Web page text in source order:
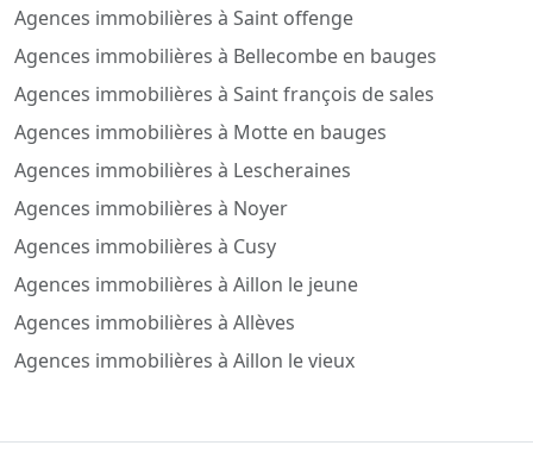
Agences immobilières à Saint offenge
Agences immobilières à Bellecombe en bauges
Agences immobilières à Saint françois de sales
Agences immobilières à Motte en bauges
Agences immobilières à Lescheraines
Agences immobilières à Noyer
Agences immobilières à Cusy
Agences immobilières à Aillon le jeune
Agences immobilières à Allèves
Agences immobilières à Aillon le vieux